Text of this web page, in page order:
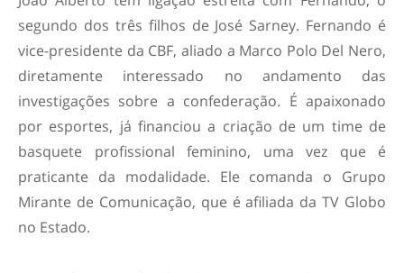
segundo dos três filhos de José Sarney. Fernando é
vice-presidente da CBF, aliado a Marco Polo Del Nero,
diretamente interessado no andamento das
investigações sobre a confederação. É apaixonado
por esportes, já financiou a criação de um time de
basquete profissional feminino, uma vez que é
praticante da modalidade. Ele comanda o Grupo
Mirante de Comunicação, que é afiliada da TV Globo
no Estado.